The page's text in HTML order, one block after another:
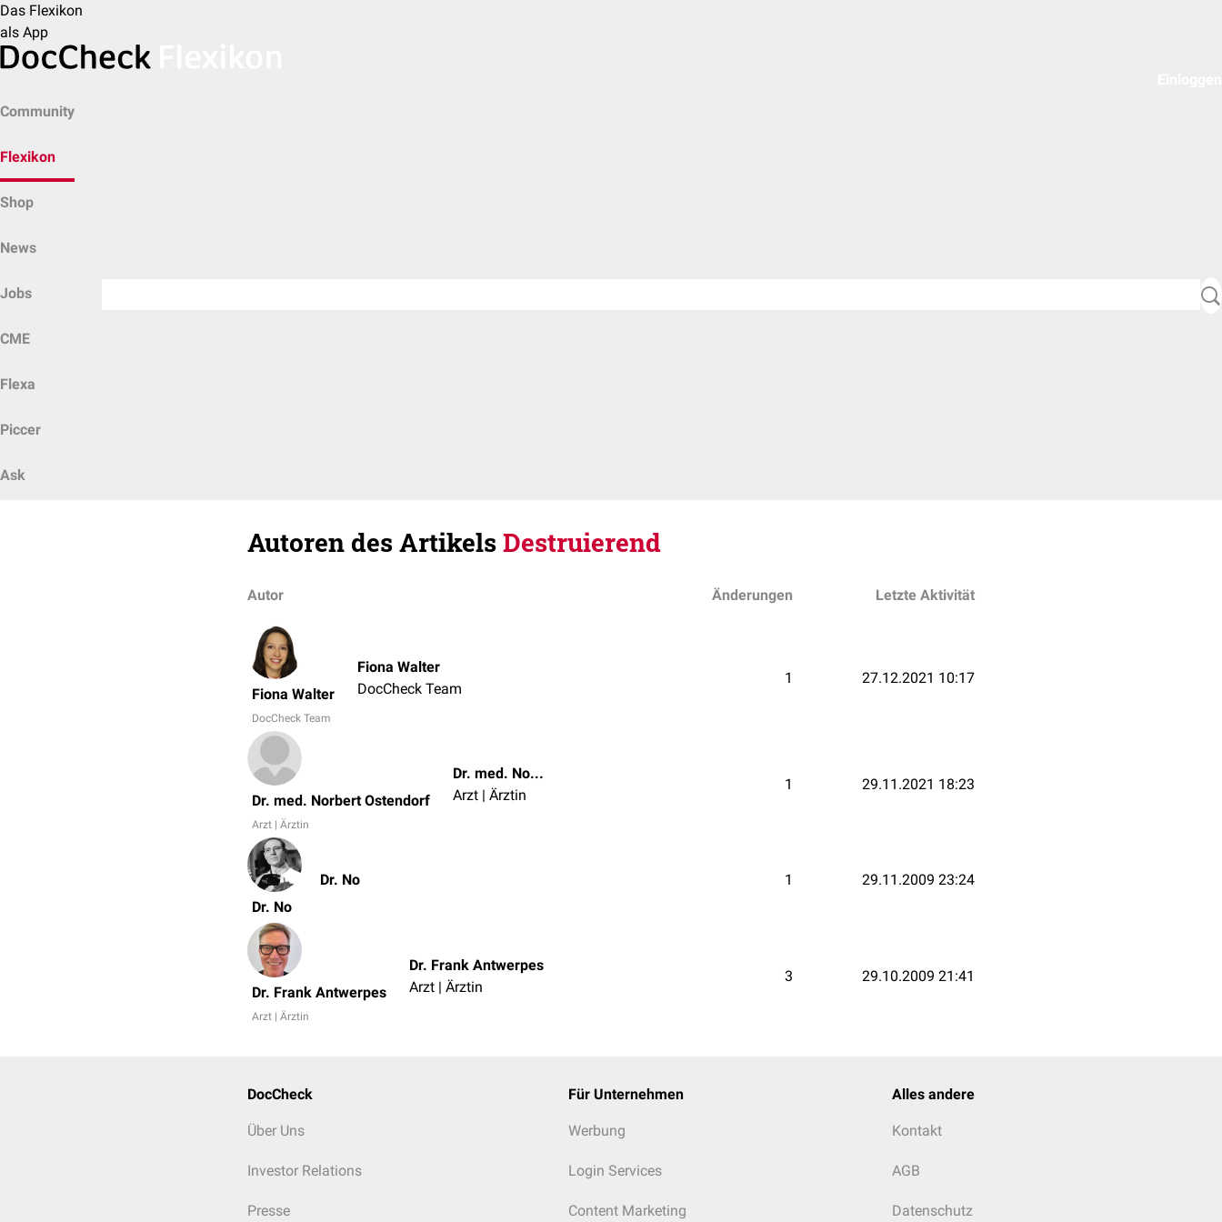
Das Flexikon
als App
Community
Flexikon
Shop
News
Jobs
CME
Flexa
Piccer
Ask
Autoren des ArtikelsDestruierend
Autor Änderungen Letzte Aktivität
Fiona Walter
DocCheck Team
Fiona Walter
DocCheck Team
1 27.12.2021 10:17
Dr. med. Norbert Ostendorf
Arzt | Ärztin
Dr. med. Norbert Ostendorf
Arzt | Ärztin
1 29.11.2021 18:23
Dr. No
Dr. No 1 29.11.2009 23:24
Dr. Frank Antwerpes
Arzt | Ärztin
Dr. Frank Antwerpes
Arzt | Ärztin
3 29.10.2009 21:41
DocCheck
Über Uns
Investor Relations
Presse
Für Unternehmen
Werbung
Login Services
Content Marketing
Alles andere
Kontakt
AGB
Datenschutz